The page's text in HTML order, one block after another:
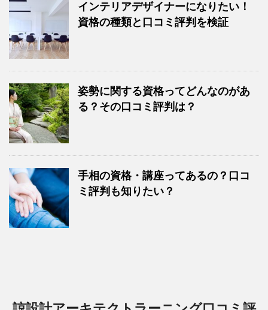
インテリアデザイナーになりたい！
資格の種類と口コミ評判を検証
姿勢に関する資格ってどんなのがあ
る？その口コミ評判は？
手相の資格・講座ってあるの？口コ
ミ評判も知りたい？